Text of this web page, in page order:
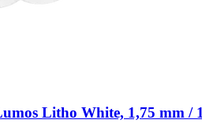
Litho White, 1,75 mm /